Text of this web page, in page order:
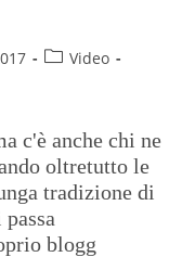
Video
c'è anche chi ne
oltretutto le
tradizione di
blogg